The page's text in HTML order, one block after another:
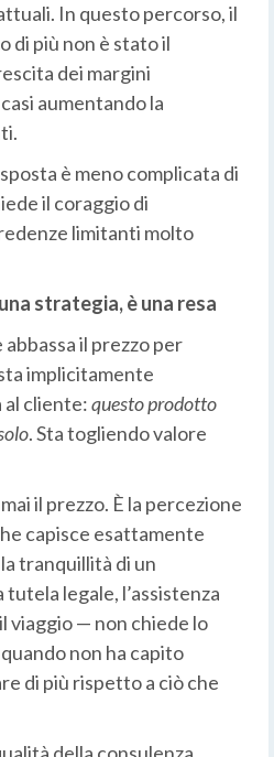
In questo percorso, il
di più non è stato il
dei margini
aumentando la
è meno complicata di
il coraggio di
limitanti molto
strategia, è una resa
il prezzo per
implicitamente
al cliente:questo prodotto
. Sta togliendo valore
il prezzo. È la percezione
capisce esattamente
tranquillità di un
legale, l’assistenza
viaggio — non chiede lo
non ha capito
di più rispetto a ciò che